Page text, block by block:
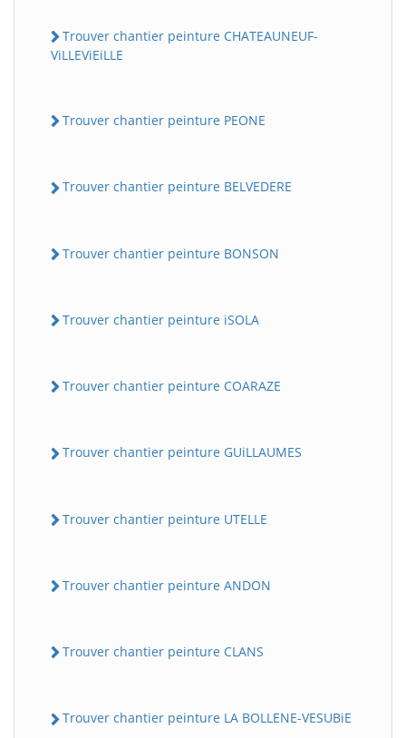
Trouver chantier peinture CHATEAUNEUF-
ViLLEViEiLLE
Trouver chantier peinture PEONE
Trouver chantier peinture BELVEDERE
Trouver chantier peinture BONSON
Trouver chantier peinture iSOLA
Trouver chantier peinture COARAZE
Trouver chantier peinture GUiLLAUMES
Trouver chantier peinture UTELLE
Trouver chantier peinture ANDON
Trouver chantier peinture CLANS
Trouver chantier peinture LA BOLLENE-VESUBiE